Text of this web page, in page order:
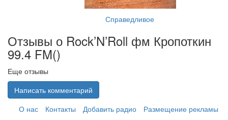
Справедливое
Отзывы о Rock’N’Roll фм Кропоткин
99.4 FM()
Еще отзывы
Написать комментарий
О нас
Контакты Добавить радио
Размещение рекламы